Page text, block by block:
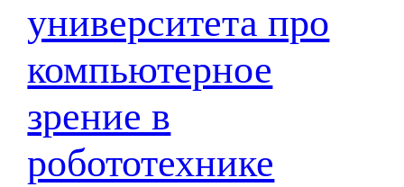
университета про
компьютерное
зрение в
робототехнике